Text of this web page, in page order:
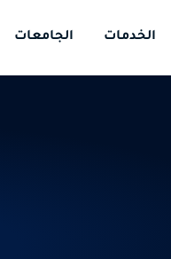
الخدمات الجامعات